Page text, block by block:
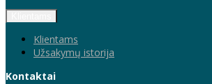
Klientams
Užsakymų istorija
Kontaktai